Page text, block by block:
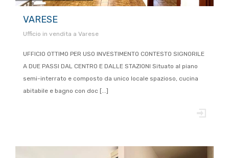
VARESE
Ufficio in vendita a Varese
UFFICIO OTTIMO PER USO INVESTIMENTO CONTESTO SIGNORILE
A DUE PASSI DAL CENTRO E DALLE STAZIONI Situato al piano
semi-interrato e composto da unico locale spazioso, cucina
abitabile e bagno con doc [...]